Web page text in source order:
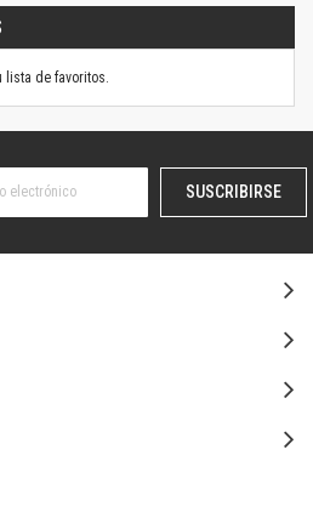
de favoritos.
SUSCRIBIRSE